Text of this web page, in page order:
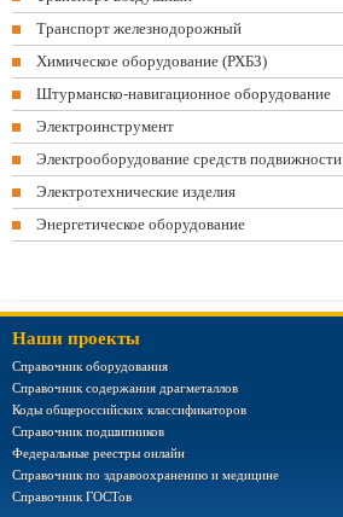
Транспорт железнодорожный
Химическое оборудование (РХБЗ)
Штурманско-навигационное оборудование
Электроинструмент
Электрооборудование средств подвижности
Электротехнические изделия
Энергетическое оборудование
Наши проекты
Справочник оборудования
Справочник содержания драгметаллов
Коды общероссийских классификаторов
Справочник подшипников
Федеральные реестры онлайн
Справочник по здравоохранению и медицине
Справочник ГОСТов